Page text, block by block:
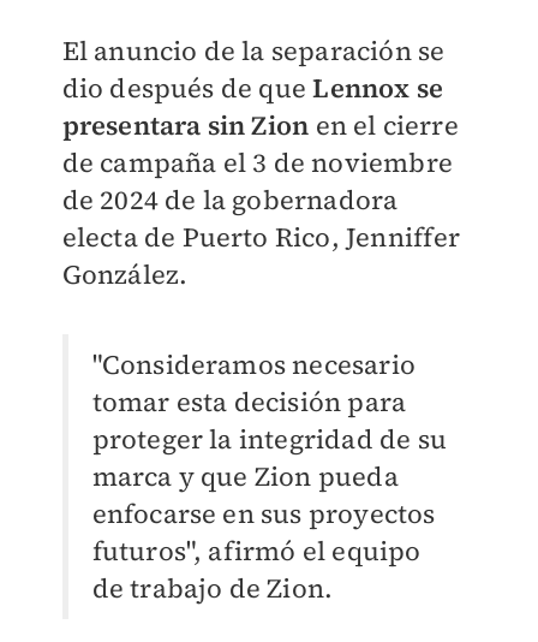
El anuncio de la separación se
dio después de queLennox se
presentara sin Zion en el cierre
de campaña el 3 de noviembre
de 2024 de la gobernadora
electa de Puerto Rico, Jenniffer
González.
"Consideramos necesario
tomar esta decisión para
proteger la integridad de su
marca y que Zion pueda
enfocarse en sus proyectos
futuros", afirmó el equipo
de trabajo de Zion.